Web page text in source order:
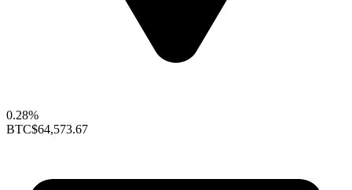
0.28%
BTC$64,573.67